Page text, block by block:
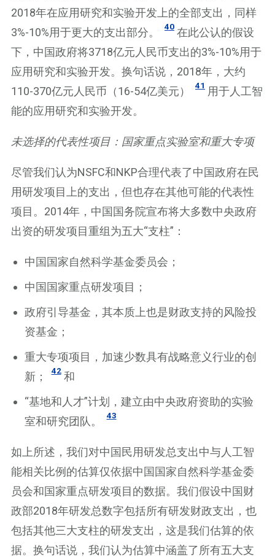
2018年在应用研究和实验开发上的全部支出，同样
3%-10%用于更大的支出部分。
40 在此公认的假设
下，中国政府将3718亿元人民币支出的3%-10%用于
应用研究和实验开发。换句话说，2018年，大约
110-370亿元人民币（16-54亿美元）
41 用于人工智
能的应用研究和实验开发。
未选择的代表性项目：国家重点实验室和重大专项
尽管我们认为NSFC和NKP合理代表了中国政府在民
用研发项目上的支出，但也存在其他可能的代表性
项目。2014年，中国国务院宣布将大多数中央政府
出资的研发项目重组为五大“支柱”：
中国国家自然科学基金委员会；
中国国家重点研发项目；
政府引导基金，其本质上也是财政支持的风险投
资基金；
重大专项项目，加速少数具有战略意义行业的创
新；
42和
“基地和人才”计划，建立由中央政府资助的实验
室和研究团队。
43
如上所述，我们对中国民用研发总支出中与人工智
能相关比例的估算仅依据中国国家自然科学基金委
员会和国家重点研发项目的数据。我们假设中国财
政部2018年研发总数字包括所有研发财政支出，也
包括其他三大支柱的研发支出，这是我们估算的依
据。换句话说，我们认为估算中涵盖了所有五大支